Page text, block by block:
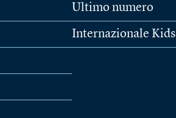
Ultimo numero
Internazionale Kids